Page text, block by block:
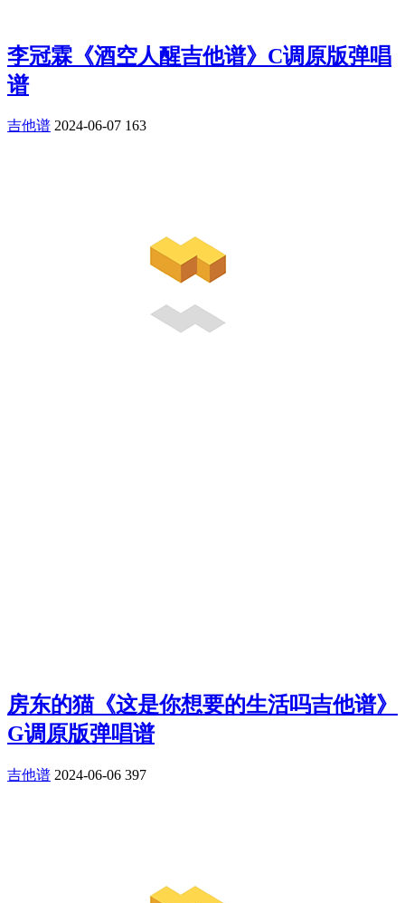
李冠霖《酒空人醒吉他谱》C调原版弹唱
谱
吉他谱 2024-06-07 163
房东的猫《这是你想要的生活吗吉他谱》
G调原版弹唱谱
吉他谱 2024-06-06 397